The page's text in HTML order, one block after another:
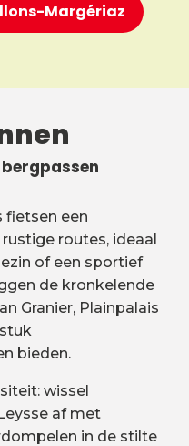
Margériaz
fietsen een
routes, ideaal
of een sportief
de kronkelende
Granier, Plainpalais
bieden.
wissel
af met
in de stilte